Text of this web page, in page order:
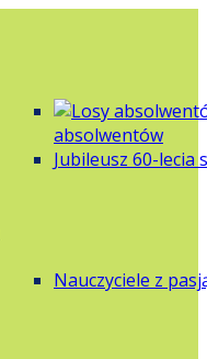
absolwentów
Jubileusz 60-lecia
Nauczyciele z